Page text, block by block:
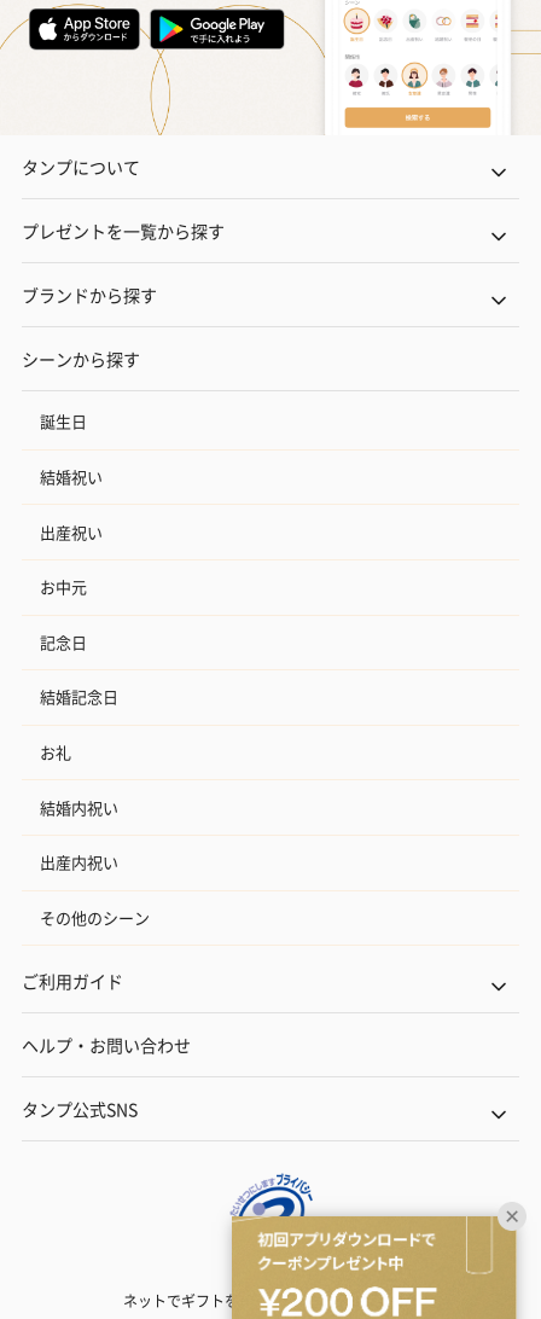
タンプについて
プレゼントを一覧から探す
ブランドから探す
シーンから探す
誕生日
結婚祝い
出産祝い
お中元
記念日
結婚記念日
お礼
結婚内祝い
出産内祝い
その他のシーン
ご利用ガイド
ヘルプ・お問い合わせ
タンプ公式SNS
ネットでギフトを贈るなら | TANP（タンプ）